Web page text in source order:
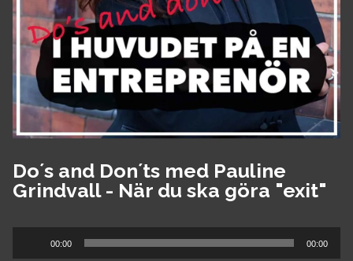
Do´s and Don´ts med Pauline
Grindvall - När du ska göra "exit"
Ljudspelare
00:00 00:00